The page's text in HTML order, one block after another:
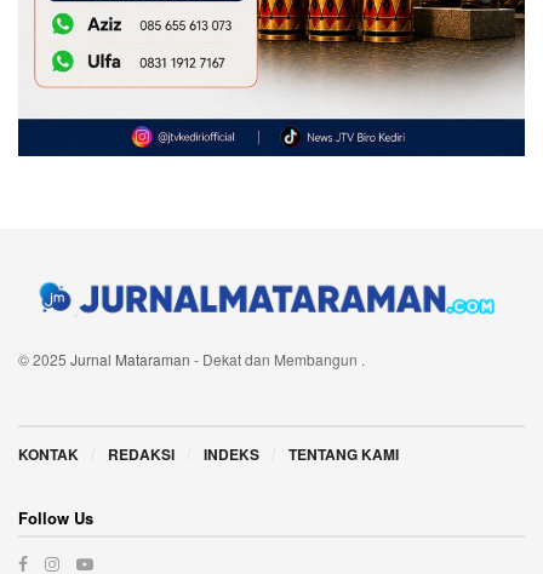
© 2025 Jurnal Mataraman - Dekat dan Membangun .
KONTAK REDAKSI INDEKS TENTANG KAMI
Follow Us